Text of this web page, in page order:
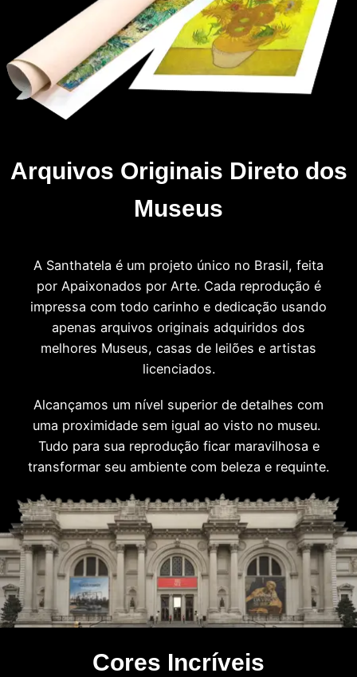
Arquivos Originais Direto dos
Museus
A Santhatela é um projeto único no Brasil, feita
por Apaixonados por Arte. Cada reprodução é
impressa com todo carinho e dedicação usando
apenas arquivos originais adquiridos dos
melhores Museus, casas de leilões e artistas
licenciados.
Alcançamos um nível superior de detalhes com
uma proximidade sem igual ao visto no museu.
Tudo para sua reprodução ficar maravilhosa e
transformar seu ambiente com beleza e requinte.
Cores Incríveis